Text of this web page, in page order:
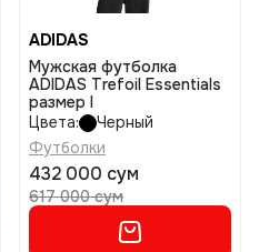
ADIDAS
Мужская футболка
ADIDAS Trefoil Essentials
размер l
Цвета:
Черный
Футболки
432 000 сум
617 000 сум